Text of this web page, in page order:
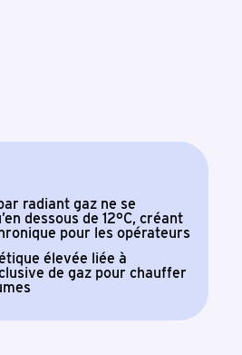
radiant gaz ne se
dessous de 12°C, créant
pour les opérateurs
élevée liée à
de gaz pour chauffer